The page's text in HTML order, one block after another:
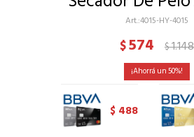
4015-HY-4015
$574 $1.148
50
$ 488